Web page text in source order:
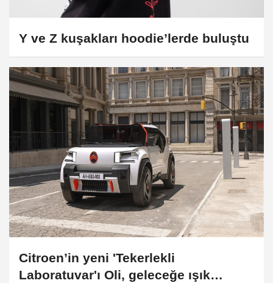
Y ve Z kuşakları hoodie’lerde buluştu
Citroen’in yeni 'Tekerlekli
Laboratuvar'ı Oli, geleceğe ışık